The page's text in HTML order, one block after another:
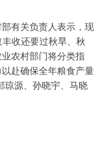
有关负责人表示，现
收还要过秋旱、秋
农村部门将分类指
赴确保全年粮食产量
琼源、孙晓宇、马晓